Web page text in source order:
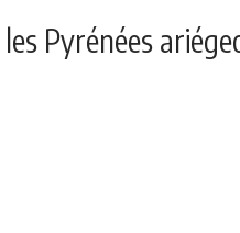
Pyrénées